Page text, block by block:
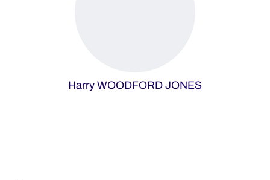
Harry WOODFORD JONES